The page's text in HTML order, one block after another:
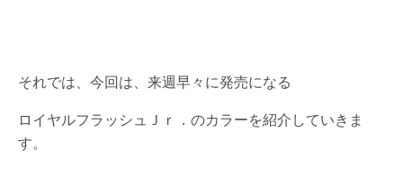
それでは、今回は、来週早々に発売になる
ロイヤルフラッシュＪｒ．のカラーを紹介していきま
す。